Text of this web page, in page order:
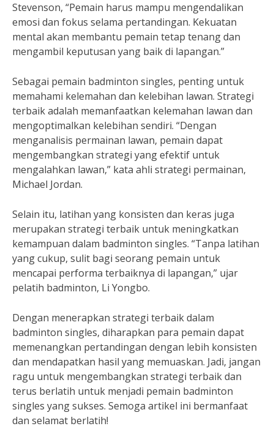
Stevenson, “Pemain harus mampu mengendalikan
emosi dan fokus selama pertandingan. Kekuatan
mental akan membantu pemain tetap tenang dan
mengambil keputusan yang baik di lapangan.”
Sebagai pemain badminton singles, penting untuk
memahami kelemahan dan kelebihan lawan. Strategi
terbaik adalah memanfaatkan kelemahan lawan dan
mengoptimalkan kelebihan sendiri. “Dengan
menganalisis permainan lawan, pemain dapat
mengembangkan strategi yang efektif untuk
mengalahkan lawan,” kata ahli strategi permainan,
Michael Jordan.
Selain itu, latihan yang konsisten dan keras juga
merupakan strategi terbaik untuk meningkatkan
kemampuan dalam badminton singles. “Tanpa latihan
yang cukup, sulit bagi seorang pemain untuk
mencapai performa terbaiknya di lapangan,” ujar
pelatih badminton, Li Yongbo.
Dengan menerapkan strategi terbaik dalam
badminton singles, diharapkan para pemain dapat
memenangkan pertandingan dengan lebih konsisten
dan mendapatkan hasil yang memuaskan. Jadi, jangan
ragu untuk mengembangkan strategi terbaik dan
terus berlatih untuk menjadi pemain badminton
singles yang sukses. Semoga artikel ini bermanfaat
dan selamat berlatih!